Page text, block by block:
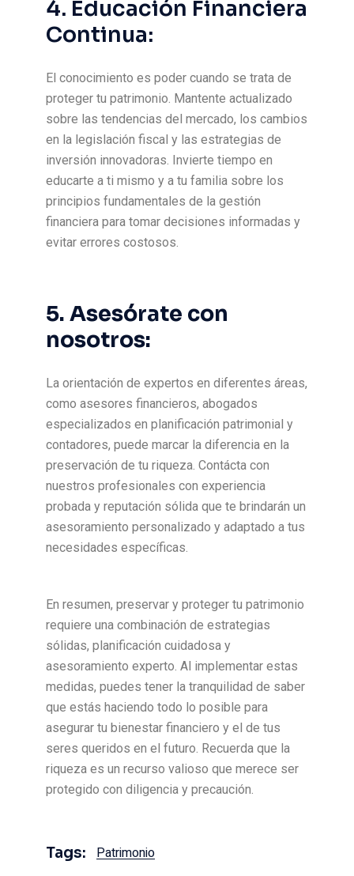
4. Educación Financiera
Continua:
El conocimiento es poder cuando se trata de
proteger tu patrimonio. Mantente actualizado
sobre las tendencias del mercado, los cambios
en la legislación fiscal y las estrategias de
inversión innovadoras. Invierte tiempo en
educarte a ti mismo y a tu familia sobre los
principios fundamentales de la gestión
financiera para tomar decisiones informadas y
evitar errores costosos.
5. Asesórate con
nosotros:
La orientación de expertos en diferentes áreas,
como asesores financieros, abogados
especializados en planificación patrimonial y
contadores, puede marcar la diferencia en la
preservación de tu riqueza. Contácta con
nuestros profesionales con experiencia
probada y reputación sólida que te brindarán un
asesoramiento personalizado y adaptado a tus
necesidades específicas.
En resumen, preservar y proteger tu patrimonio
requiere una combinación de estrategias
sólidas, planificación cuidadosa y
asesoramiento experto. Al implementar estas
medidas, puedes tener la tranquilidad de saber
que estás haciendo todo lo posible para
asegurar tu bienestar financiero y el de tus
seres queridos en el futuro. Recuerda que la
riqueza es un recurso valioso que merece ser
protegido con diligencia y precaución.
Tags: Patrimonio